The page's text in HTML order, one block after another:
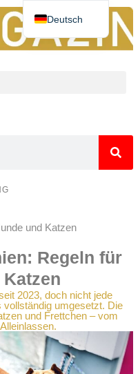
und Katzen
Regeln für
2023, doch nicht jede
vollständig umgesetzt. Die
und Frettchen – vom
Deutsch
Español